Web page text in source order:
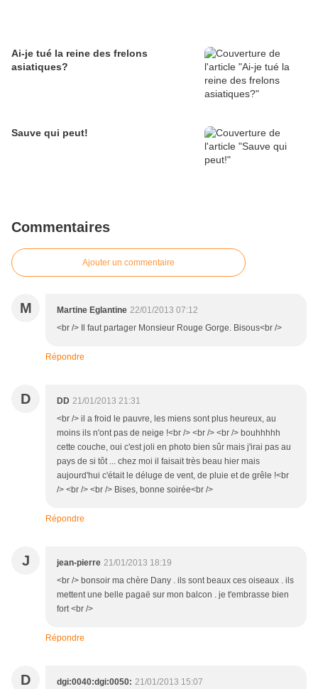
Ai-je tué la reine des frelons
asiatiques?
Sauve qui peut!
Commentaires
Ajouter un commentaire
M Martine Eglantine 22/01/2013 07:12
<br /> Il faut partager Monsieur Rouge Gorge. Bisous<br />
Répondre
D DD 21/01/2013 21:31
<br /> il a froid le pauvre, les miens sont plus heureux, au
moins ils n'ont pas de neige !<br /> <br /> <br /> bouhhhhh
cette couche, oui c'est joli en photo bien sûr mais j'irai pas au
pays de si tôt ... chez moi il faisait très beau hier mais
aujourd'hui c'était le déluge de vent, de pluie et de grêle !<br
/> <br /> <br /> Bises, bonne soirée<br />
Répondre
J jean-pierre 21/01/2013 18:19
<br /> bonsoir ma chère Dany . ils sont beaux ces oiseaux . ils
mettent une belle pagaë sur mon balcon . je t'embrasse bien
fort <br />
Répondre
D dgi:0040:dgi:0050: 21/01/2013 15:07